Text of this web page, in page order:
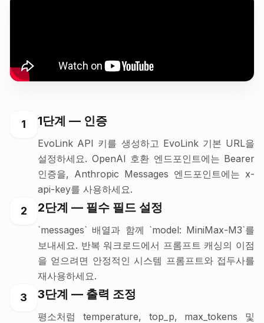
1 1단계 — 인증
EvoLink API 키를 생성하고 EvoLink 기본 URL을
설정하세요. OpenAI 호환 엔드포인트에는 Bearer
인증을, Anthropic Messages 엔드포인트에는 x-
api-key를 사용하세요.
2 2단계 — 필수 필드 설정
`messages` 배열과 함께 `model: MiniMax-M3`를
보내세요. 반복 워크로드에서 프롬프트 캐싱의 이점
을 얻으려면 안정적인 시스템 프롬프트와 접두사를
재사용하세요.
3 3단계 — 출력 조정
평소처럼 temperature, top_p, max_tokens 및